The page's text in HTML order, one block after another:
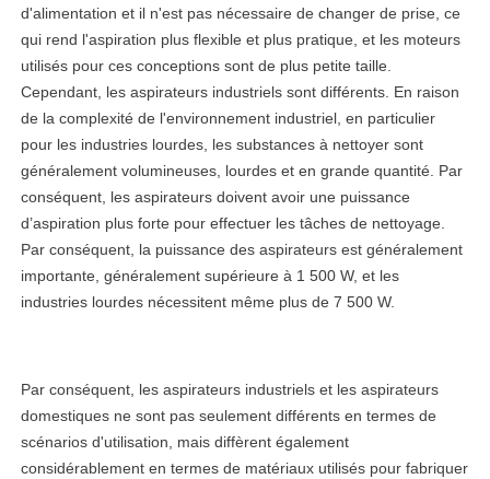
d'alimentation et il n'est pas nécessaire de changer de prise, ce
qui rend l'aspiration plus flexible et plus pratique, et les moteurs
utilisés pour ces conceptions sont de plus petite taille.
Cependant, les aspirateurs industriels sont différents. En raison
de la complexité de l'environnement industriel, en particulier
pour les industries lourdes, les substances à nettoyer sont
généralement volumineuses, lourdes et en grande quantité. Par
conséquent, les aspirateurs doivent avoir une puissance
d’aspiration plus forte pour effectuer les tâches de nettoyage.
Par conséquent, la puissance des aspirateurs est généralement
importante, généralement supérieure à 1 500 W, et les
industries lourdes nécessitent même plus de 7 500 W.
Par conséquent, les aspirateurs industriels et les aspirateurs
domestiques ne sont pas seulement différents en termes de
scénarios d'utilisation, mais diffèrent également
considérablement en termes de matériaux utilisés pour fabriquer